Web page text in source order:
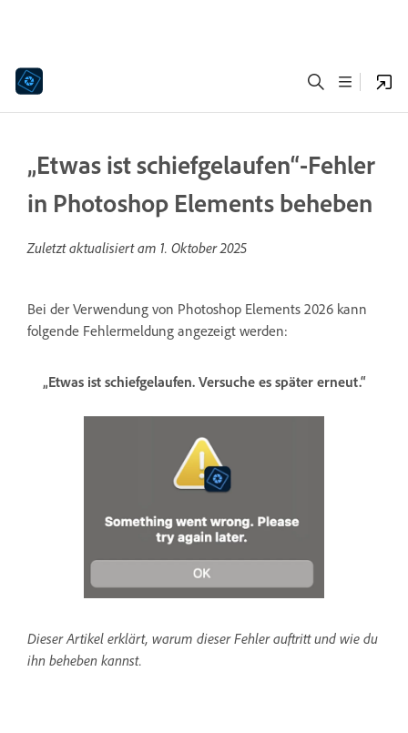
„Etwas ist schiefgelaufen“-Fehler
in Photoshop Elements beheben
Zuletzt aktualisiert am 1. Oktober 2025
Bei der Verwendung von Photoshop Elements 2026 kann
folgende Fehlermeldung angezeigt werden:
„Etwas ist schiefgelaufen. Versuche es später erneut.“
Dieser Artikel erklärt, warum dieser Fehler auftritt und wie du
ihn beheben kannst.